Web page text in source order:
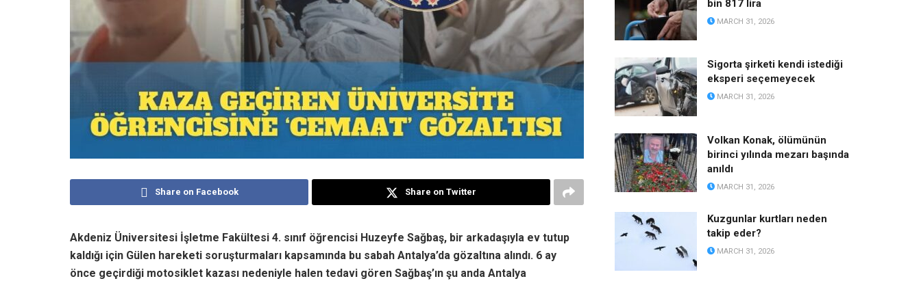
Share on Facebook Share on Twitter
Akdeniz Üniversitesi İşletme Fakültesi 4. sınıf öğrencisi Huzeyfe Sağbaş, bir arkadaşıyla ev tutup
kaldığı için Gülen hareketi soruşturmaları kapsamında bu sabah Antalya’da gözaltına alındı. 6 ay
önce geçirdiği motosiklet kazası nedeniyle halen tedavi gören Sağbaş’ın şu anda Antalya
bin 817 lira
MARCH 31, 2026
Sigorta şirketi kendi istediği
eksperi seçemeyecek
MARCH 31, 2026
Volkan Konak, ölümünün
birinci yılında mezarı başında
anıldı
MARCH 31, 2026
Kuzgunlar kurtları neden
takip eder?
MARCH 31, 2026